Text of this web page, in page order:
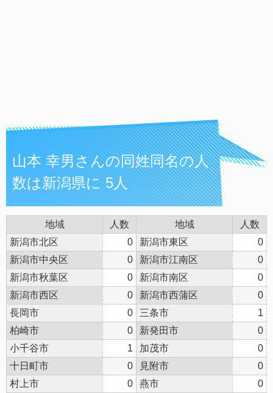
山本 幸男さんの同姓同名の人
数は新潟県に 5人
地域 人数 地域
人数
新潟市北区
0 新潟市東区
0
新潟市中央区
0 新潟市江南区
0
新潟市秋葉区
0 新潟市南区
0
新潟市西区
0 新潟市西蒲区
0
長岡市
0 三条市
1
柏崎市
0 新発田市
0
小千谷市
1 加茂市
0
十日町市
0 見附市
0
村上市
0 燕市
0